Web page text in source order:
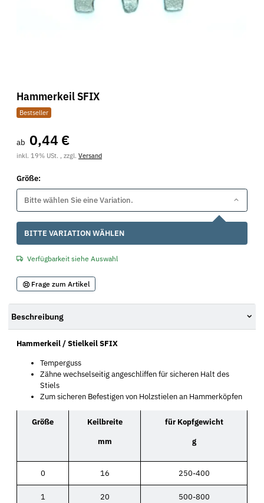
Hammerkeil SFIX
Bestseller
ab 0,44 €
inkl. 19% USt. , zzgl. Versand
Größe:
Bitte wählen Sie eine Variation.
x
BITTE VARIATION WÄHLEN
Verfügbarkeit siehe Auswahl
Frage zum Artikel
Beschreibung
Hammerkeil / Stielkeil SFIX
Temperguss
Zähne wechselseitig angeschliffen für sicheren Halt des
Stiels
Zum sicheren Befestigen von Holzstielen an Hammerköpfen
Größe
Keilbreite
mm
für Kopfgewicht
g
0 16 250-400
1 20 500-800